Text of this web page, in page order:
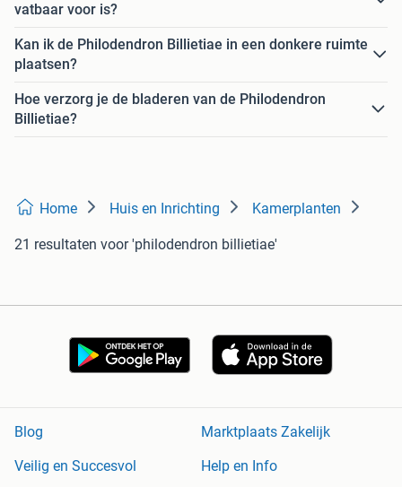
vatbaar voor is?
Kan ik de Philodendron Billietiae in een donkere ruimte
plaatsen?
Hoe verzorg je de bladeren van de Philodendron
Billietiae?
Home Huis en Inrichting Kamerplanten
21 resultaten voor 'philodendron billietiae'
Blog
Marktplaats Zakelijk
Veilig en Succesvol
Help en Info